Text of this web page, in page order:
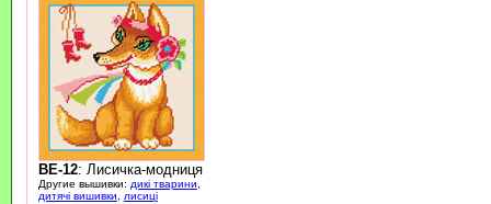
BE-12: Лисичка-модниця
Другие вышивки: дикі тварини
дитячі вишивки
лисиці